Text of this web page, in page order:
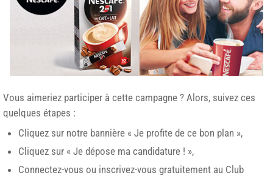
Vous aimeriez participer à cette campagne ? Alors, suivez ces
quelques étapes :
Cliquez sur notre bannière « Je profite de ce bon plan »,
Cliquez sur « Je dépose ma candidature ! »,
Connectez-vous ou inscrivez-vous gratuitement au Club